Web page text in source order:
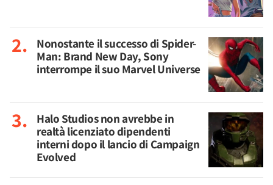
Nonostante il successo di Spider-
Man: Brand New Day, Sony
interrompe il suo Marvel Universe
Halo Studios non avrebbe in
realtà licenziato dipendenti
interni dopo il lancio di Campaign
Evolved